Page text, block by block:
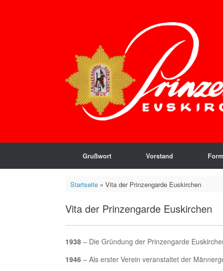
Grußwort Vorstand
Startseite» Vita der Prinzengarde Euskirchen
Vita der Prinzengarde Euskirchen
1938 – Die Gründung der Prinzengarde
1946 – Als erster Verein veranstaltet der